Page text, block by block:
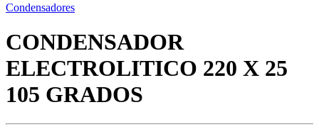
Condensadores
CONDENSADOR
ELECTROLITICO 220 X 25
105 GRADOS